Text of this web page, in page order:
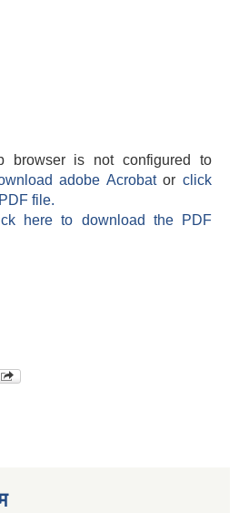
browser is not configured to
adobe Acrobatorclick
file.
here to download the PDF